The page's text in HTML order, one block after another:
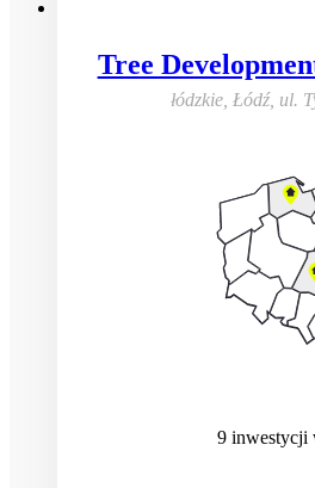
Tree
łódzkie, Łódź, ul.
9 inwestycji